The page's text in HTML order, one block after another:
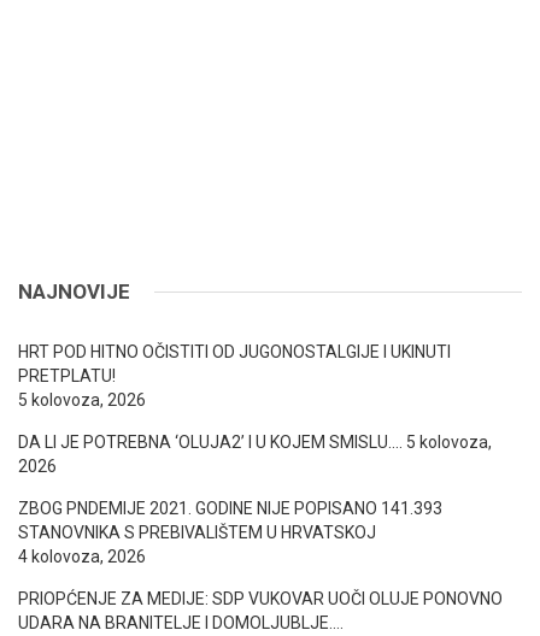
NAJNOVIJE
HRT POD HITNO OČISTITI OD JUGONOSTALGIJE I UKINUTI
PRETPLATU!
5 kolovoza, 2026
DA LI JE POTREBNA ‘OLUJA2’ I U KOJEM SMISLU…. 5 kolovoza,
2026
ZBOG PNDEMIJE 2021. GODINE NIJE POPISANO 141.393
STANOVNIKA S PREBIVALIŠTEM U HRVATSKOJ
4 kolovoza, 2026
PRIOPĆENJE ZA MEDIJE: SDP VUKOVAR UOČI OLUJE PONOVNO
UDARA NA BRANITELJE I DOMOLJUBLJE….